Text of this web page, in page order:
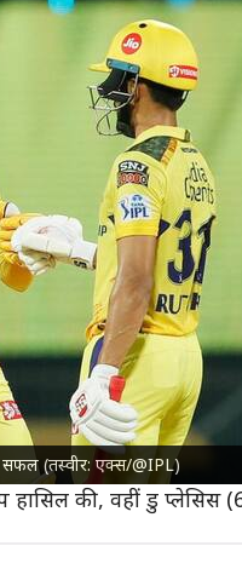
सफल (तस्वीर: एक्स/@IPL)
जोड़ियों ने
टीमों ने कम से कम
पार किया है।
किया है।
2021)
प्लेसिसने 2021 के संस्करण
47.25 की औसत से 756
की, वहीं डु प्लेसिस